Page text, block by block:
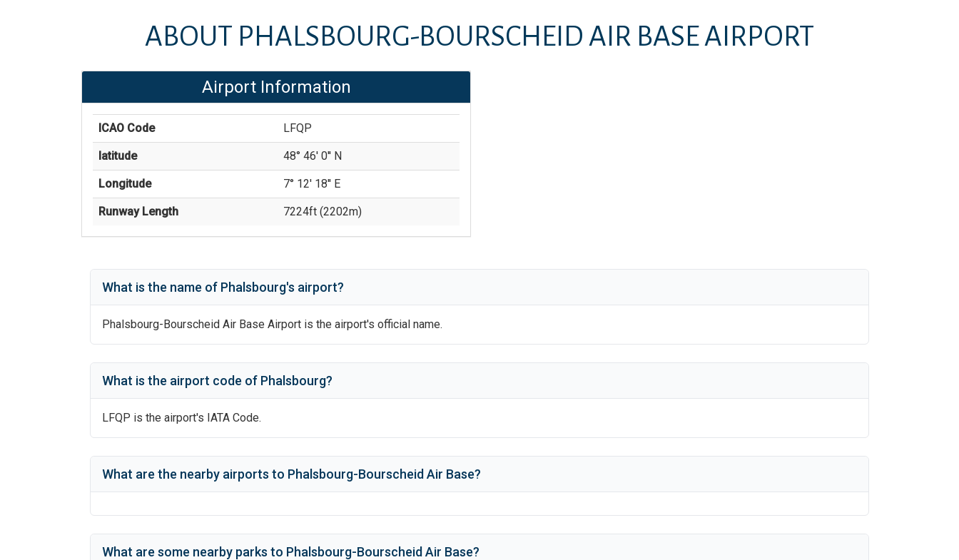
ABOUT PHALSBOURG-BOURSCHEID AIR BASE AIRPORT
Airport Information
ICAO Code LFQP
latitude 48° 46' 0'' N
Longitude 7° 12' 18'' E
Runway Length 7224ft (2202m)
What is the name of Phalsbourg's airport?
Phalsbourg-Bourscheid Air Base Airport is the airport's official name.
What is the airport code of Phalsbourg?
LFQP is the airport's IATA Code.
What are the nearby airports to Phalsbourg-Bourscheid Air Base?
What are some nearby parks to Phalsbourg-Bourscheid Air Base?